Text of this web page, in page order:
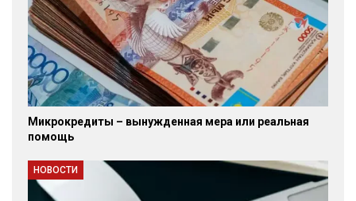
Микрокредиты – вынужденная мера или реальная
помощь
НОВОСТИ